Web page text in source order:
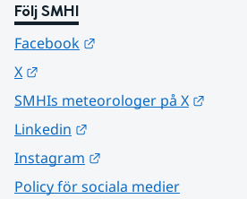
Följ SMHI
Facebook
X
SMHIs meteorologer på X
Linkedin
Instagram
Policy för sociala medier